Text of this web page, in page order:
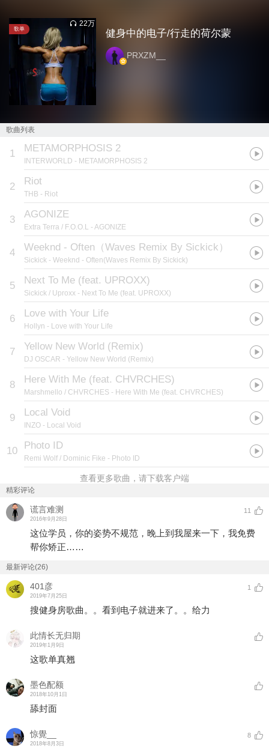
歌单
22万
健身中的电子/行走的荷尔蒙
PRXZM__
歌曲列表
1 METAMORPHOSIS 2
INTERWORLD - METAMORPHOSIS 2
2 Riot
THB - Riot
3 AGONIZE
Extra Terra / F.O.O.L - AGONIZE
4 Weeknd - Often（Waves Remix By Sickick）
Sickick - Weeknd - Often(Waves Remix By Sickick)
5 Next To Me (feat. UPROXX)
Sickick / Uproxx - Next To Me (feat. UPROXX)
6 Love with Your Life
Hollyn - Love with Your Life
7 Yellow New World (Remix)
DJ OSCAR - Yellow New World (Remix)
8 Here With Me (feat. CHVRCHES)
Marshmello / CHVRCHES - Here With Me (feat. CHVRCHES)
9 Local Void
INZO - Local Void
10 Photo ID
Remi Wolf / Dominic Fike - Photo ID
查看更多歌曲，请下载客户端
精彩评论
谎言难测
2016年9月28日
11
这位学员，你的姿势不规范，晚上到我屋来一下，我免费
帮你矫正……
最新评论(26)
401彦
2019年7月25日
1
搜健身房歌曲。。看到电子就进来了。。给力
此情长无归期
2019年1月9日
这歌单真翘
墨色配额
2018年10月1日
舔封面
惊覺__
2018年8月3日
8